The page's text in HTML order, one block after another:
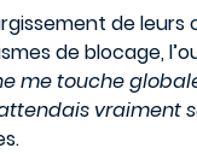
de leurs
de blocage,
me touche
vraiment